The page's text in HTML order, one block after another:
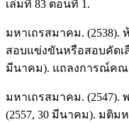
เล่มที่ 83 ตอนที่ 1.
มหาเถรสมาคม.
สอบแข่งขันหรือสอบคัดเ
มีนาคม). แถลงการณ์คณ
มหาเถรสมาคม.
(2557, 30 มีนาคม). มติม